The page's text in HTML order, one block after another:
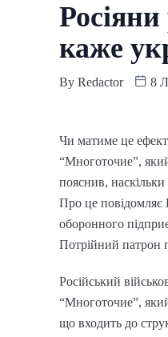
каже
By Redactor 8
Чи матиме це ефект
“Многоточие”,
пояснив,
Про це повідомляє
оборонного
Потрійний патрон
Російський
“Многоточие”,
що входить до